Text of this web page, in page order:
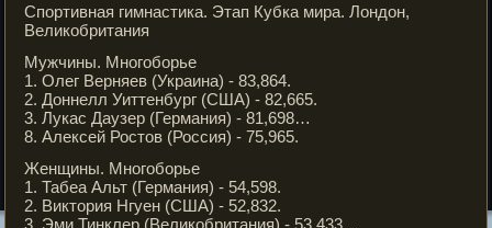
Спортивная гимнастика. Этап Кубка мира. Лондон,
Великобритания
Мужчины. Многоборье
1. Олег Верняев (Украина) - 83,864.
2. Доннелл Уиттенбург (США) - 82,665.
3. Лукас Даузер (Германия) - 81,698…
8. Алексей Ростов (Россия) - 75,965.
Женщины. Многоборье
1. Табеа Альт (Германия) - 54,598.
2. Виктория Нгуен (США) - 52,832.
3. Эми Тинклер (Великобритания) - 53,433…